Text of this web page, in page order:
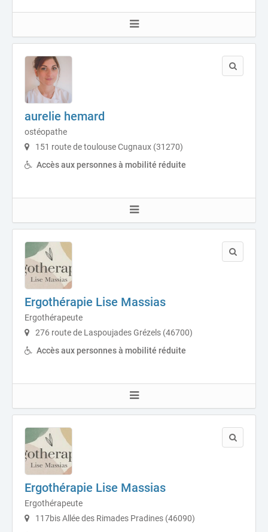
aurelie hemard
ostéopathe
151 route de toulouse Cugnaux (31270)
Accès aux personnes à mobilité réduite
Ergothérapie Lise Massias
Ergothérapeute
276 route de Laspoujades Grézels (46700)
Accès aux personnes à mobilité réduite
Ergothérapie Lise Massias
Ergothérapeute
117bis Allée des Rimades Pradines (46090)